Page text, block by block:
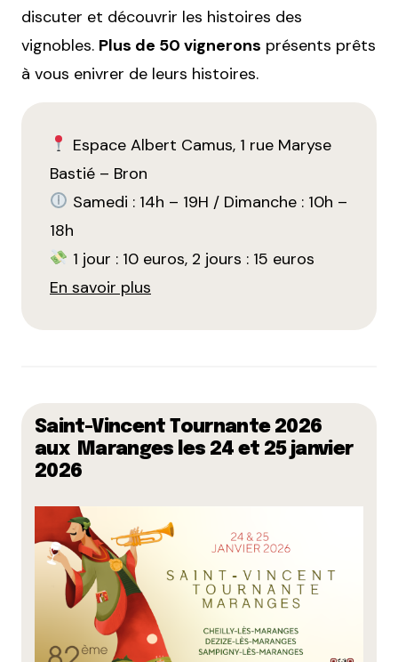
discuter et découvrir les histoires des
vignobles. Plus de 50 vignerons présents prêts
à vous enivrer de leurs histoires.
Espace Albert Camus, 1 rue Maryse
Bastié – Bron
Samedi : 14h – 19H / Dimanche : 10h –
18h
1 jour : 10 euros, 2 jours : 15 euros
En savoir plus
Saint-Vincent Tournante 2026
aux Maranges les 24 et 25 janvier
2026